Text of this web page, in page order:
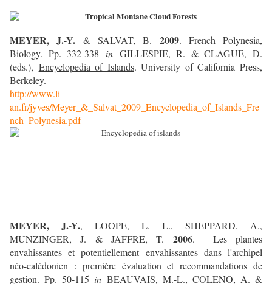
MEYER, J.-Y. & SALVAT, B. 2009. French Polynesia,
Biology. Pp. 332-338 inGILLESPIE, R. & CLAGUE, D.
(eds.), Encyclopedia of Islands. University of California Press,
Berkeley.
http://www.li-
an.fr/jyves/Meyer_&_Salvat_2009_Encyclopedia_of_Islands_Fre
nch_Polynesia.pdf
MEYER, J.-Y., LOOPE, L. L., SHEPPARD, A.,
MUNZINGER, J. & JAFFRE, T.2006. Les plantes
envahissantes et potentiellement envahissantes dans l'archipel
néo-calédonien : première évaluation et recommandations de
gestion. Pp. 50-115 in BEAUVAIS, M.-L., COLENO, A. &